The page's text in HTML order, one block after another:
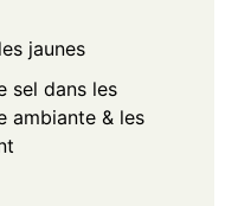
jaunes
sel dans les
ambiante & les